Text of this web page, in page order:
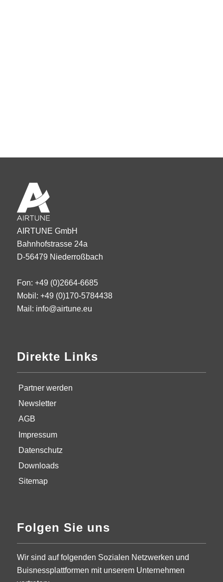
AIRTUNE GmbH
Bahnhofstrasse 24a
D-56479 Niederroßbach
Fon: +49 (0)2664-6685
Mobil: +49 (0)170-5784438
Mail: info@airtune.eu
Direkte Links
Partner werden
Newsletter
AGB
Impressum
Datenschutz
Downloads
Sitemap
Folgen Sie uns
Wir sind auf folgenden Sozialen Netzwerken und
Buisnessplattformen mit unserem Unternehmen